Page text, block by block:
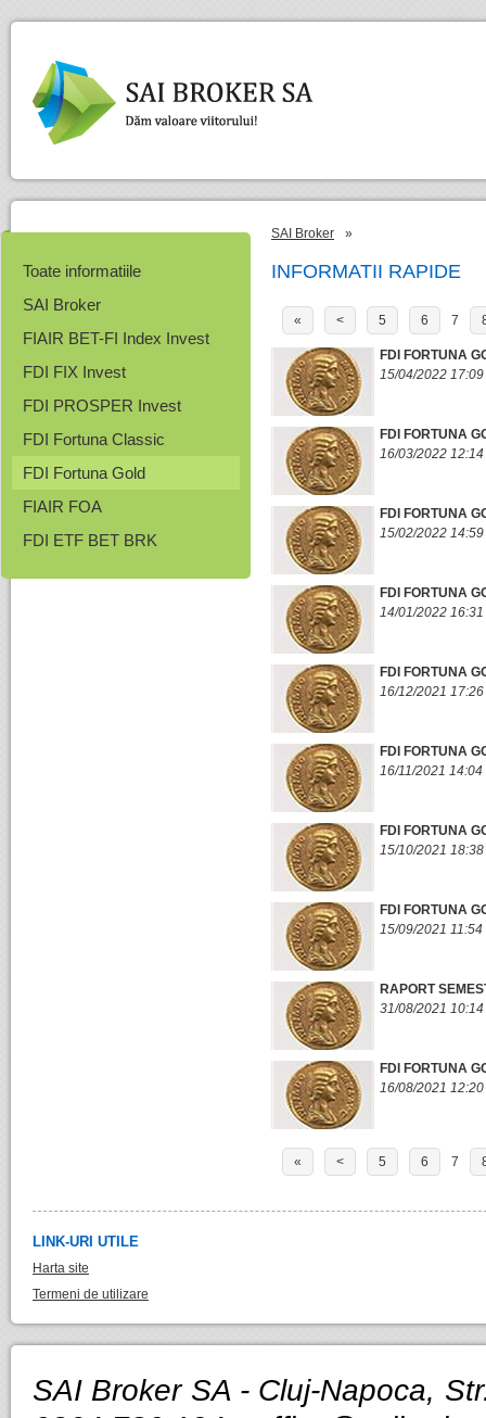
Toate informatiile
SAI Broker
FIAIR BET-FI Index Invest
FDI FIX Invest
FDI PROSPER Invest
FDI Fortuna Classic
FDI Fortuna Gold
FIAIR FOA
FDI ETF BET BRK
SAI Broker »
INFORMATII RAPIDE
« < 5 6 7
FDI FORTUNA
15/04/2022 17:09
FDI FORTUNA
16/03/2022 12:14
FDI FORTUNA
15/02/2022 14:59
FDI FORTUNA
14/01/2022 16:31
FDI FORTUNA
16/12/2021 17:26
FDI FORTUNA
16/11/2021 14:04
FDI FORTUNA
15/10/2021 18:38
FDI FORTUNA
15/09/2021 11:54
RAPORT
31/08/2021 10:14
FDI FORTUNA
16/08/2021 12:20
« < 5 6 7
LINK-URI UTILE
Harta site
Termeni de utilizare
SAI Broker SA - Cluj-Napoca,